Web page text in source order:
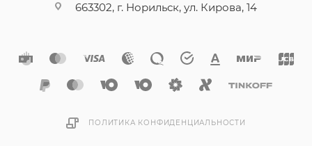
663302, г. Норильск, ул. Кирова, 14
ПОЛИТИКА КОНФИДЕНЦИАЛЬНОСТИ